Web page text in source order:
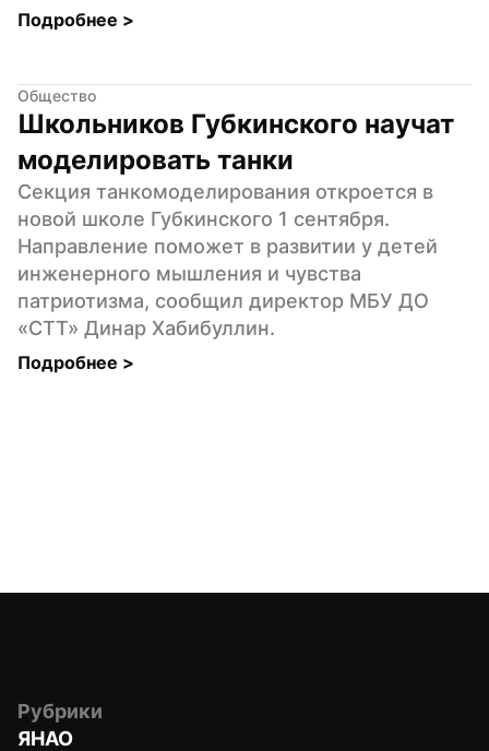
Подробнее >
Общество
Школьников Губкинского научат
моделировать танки
Секция танкомоделирования откроется в
новой школе Губкинского 1 сентября.
Направление поможет в развитии у детей
инженерного мышления и чувства
патриотизма, сообщил директор МБУ ДО
«СТТ» Динар Хабибуллин.
Подробнее >
Рубрики
ЯНАО